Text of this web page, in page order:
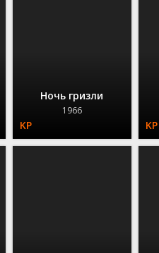
Ночь гризли
1966